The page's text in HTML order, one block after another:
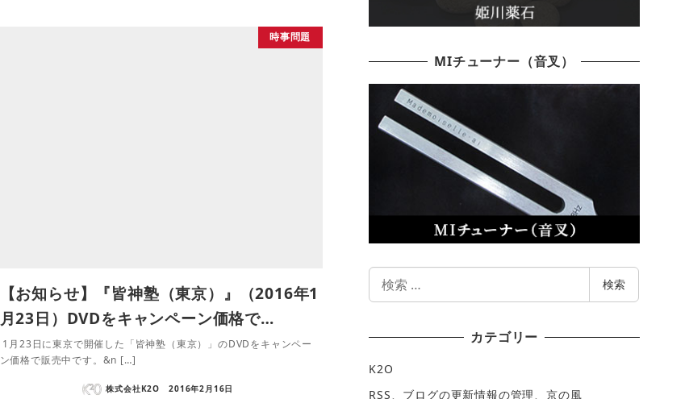
時事問題
【お知らせ】『皆神塾（東京）』（2016年1
月23日）DVDをキャンペーン価格で…
1月23日に東京で開催した「皆神塾（東京）」のDVDをキャンペー
ン価格で販売中です。&n […]
株式会社K2O 2016年2月16日
MIチューナー（音叉）
検
検索
カテゴリー
K2O
RSS、ブログの更新情報の管理、京の風